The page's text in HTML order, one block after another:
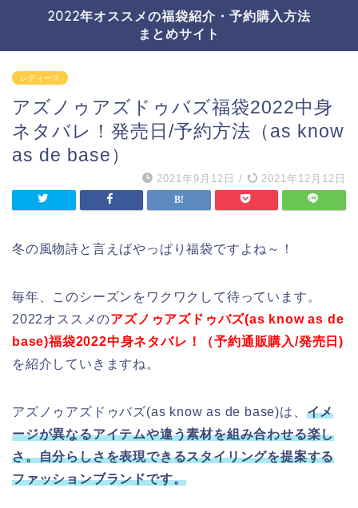
2022年オススメの福袋紹介・予約購入方法
まとめサイト
レディース
アズノゥアズドゥバズ福袋2022中身
ネタバレ！発売日/予約方法（as know
as de base）
2021年9月12日 / 2021年12月12日
冬の風物詩と言えばやっぱり福袋ですよね～！
毎年、このシーズンをワクワクして待っています。
2022オススメのアズノゥアズドゥバズ(as know as de
base)福袋2022中身ネタバレ！（予約通販購入/発売日)
を紹介していきますね。
アズノゥアズドゥバズ(as know as de base)は、 イメ
ージが異なるアイテムや違う素材を組み合わせる楽し
さ。自分らしさを表現できるスタイリングを提案する
ファッションブランドです。